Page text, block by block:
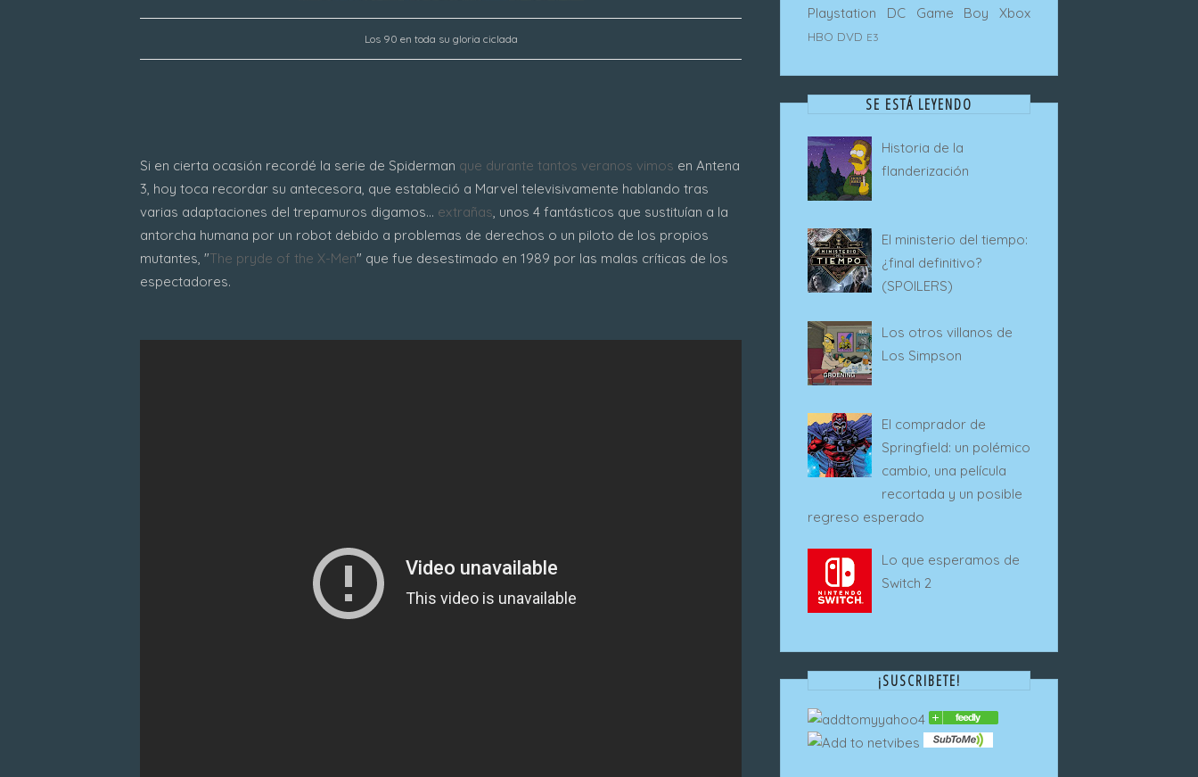
Los 90 en toda su gloria ciclada
Si en cierta ocasión recordé la serie de Spiderman que durante tantos veranos vimos en Antena
3, hoy toca recordar su antecesora, que estableció a Marvel televisivamente hablando tras
varias adaptaciones del trepamuros digamos... extrañas, unos 4 fantásticos que sustituían a la
antorcha humana por un robot debido a problemas de derechos o un piloto de los propios
mutantes, "The pryde of the X-Men" que fue desestimado en 1989 por las malas críticas de los
espectadores.
Playstation
DC Game Boy Xbox
HBO DVD E3
SE ESTÁ LEYENDO
Historia de la
flanderización
El ministerio del tiempo:
¿final definitivo?
(SPOILERS)
Los otros villanos de
Los Simpson
El comprador de
Springfield: un polémico
cambio, una película
recortada y un posible
regreso esperado
Lo que esperamos de
Switch 2
¡SUSCRIBETE!